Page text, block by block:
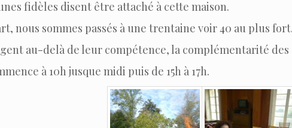
fidèles disent être attaché à cette maison.
nous sommes passés à une trentaine voir 40 au plus fort.
au-delà de leur compétence, la complémentarité des
à 10h jusque midi puis de 15h à 17h.